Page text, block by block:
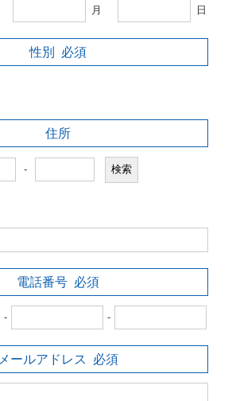
月 日
性別 必須
住所
-
電話番号 必須
- -
メールアドレス 必須